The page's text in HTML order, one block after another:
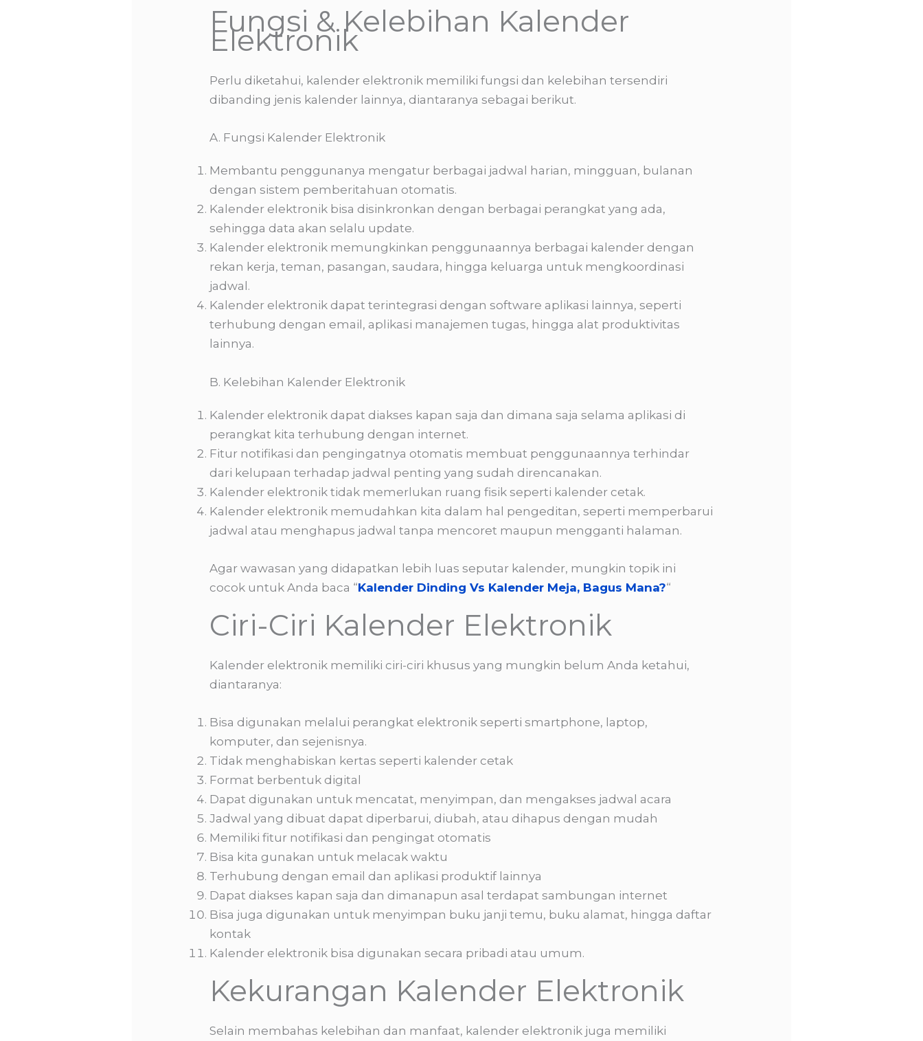
Fungsi & Kelebihan Kalender
Elektronik
Perlu diketahui, kalender elektronik memiliki fungsi dan kelebihan tersendiri
dibanding jenis kalender lainnya, diantaranya sebagai berikut.
A. Fungsi Kalender Elektronik
Membantu penggunanya mengatur berbagai jadwal harian, mingguan, bulanan
dengan sistem pemberitahuan otomatis.
Kalender elektronik bisa disinkronkan dengan berbagai perangkat yang ada,
sehingga data akan selalu update.
Kalender elektronik memungkinkan penggunaannya berbagai kalender dengan
rekan kerja, teman, pasangan, saudara, hingga keluarga untuk mengkoordinasi
jadwal.
Kalender elektronik dapat terintegrasi dengan software aplikasi lainnya, seperti
terhubung dengan email, aplikasi manajemen tugas, hingga alat produktivitas
lainnya.
B. Kelebihan Kalender Elektronik
Kalender elektronik dapat diakses kapan saja dan dimana saja selama aplikasi di
perangkat kita terhubung dengan internet.
Fitur notifikasi dan pengingatnya otomatis membuat penggunaannya terhindar
dari kelupaan terhadap jadwal penting yang sudah direncanakan.
Kalender elektronik tidak memerlukan ruang fisik seperti kalender cetak.
Kalender elektronik memudahkan kita dalam hal pengeditan, seperti memperbarui
jadwal atau menghapus jadwal tanpa mencoret maupun mengganti halaman.
Agar wawasan yang didapatkan lebih luas seputar kalender, mungkin topik ini
cocok untuk Anda baca “Kalender Dinding Vs Kalender Meja, Bagus Mana?“
Ciri-Ciri Kalender Elektronik
Kalender elektronik memiliki ciri-ciri khusus yang mungkin belum Anda ketahui,
diantaranya:
Bisa digunakan melalui perangkat elektronik seperti smartphone, laptop,
komputer, dan sejenisnya.
Tidak menghabiskan kertas seperti kalender cetak
Format berbentuk digital
Dapat digunakan untuk mencatat, menyimpan, dan mengakses jadwal acara
Jadwal yang dibuat dapat diperbarui, diubah, atau dihapus dengan mudah
Memiliki fitur notifikasi dan pengingat otomatis
Bisa kita gunakan untuk melacak waktu
Terhubung dengan email dan aplikasi produktif lainnya
Dapat diakses kapan saja dan dimanapun asal terdapat sambungan internet
Bisa juga digunakan untuk menyimpan buku janji temu, buku alamat, hingga daftar
kontak
Kalender elektronik bisa digunakan secara pribadi atau umum.
Kekurangan Kalender Elektronik
Selain membahas kelebihan dan manfaat, kalender elektronik juga memiliki